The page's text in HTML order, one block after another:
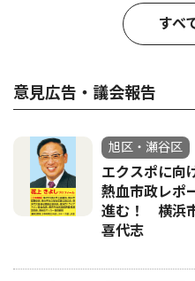
すべ
意見広告・議会報告
旭区・瀬谷区
エクスポに向
熱血市政レポ
進む！ 横浜
喜代志